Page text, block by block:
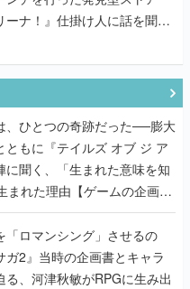
、ひとつの奇跡だった──膨大
ともに『テイルズ オブ ジ ア
まれた理由【ゲームの企画
「ロマンシング」させるの
ガ2』当時の企画書とキャラ
る、河津秋敏がRPGに生み出
の正体とは【ゲームの企画
の企画書、ついに公開━初代